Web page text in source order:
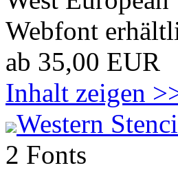
Webfont
ab 35,00 EUR
Inhalt zeigen
Western
2 Fonts